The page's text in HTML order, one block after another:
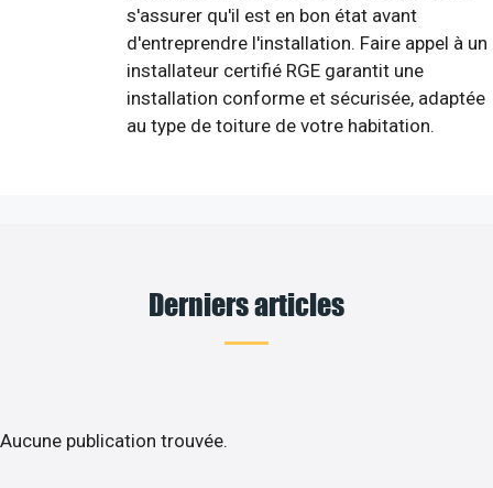
s'assurer qu'il est en bon état avant
d'entreprendre l'installation. Faire appel à un
installateur certifié RGE garantit une
installation conforme et sécurisée, adaptée
au type de toiture de votre habitation.
Derniers articles
Aucune publication trouvée.